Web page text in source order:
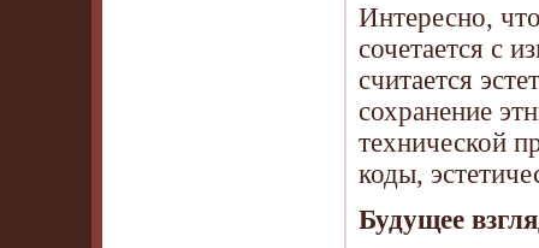
Интересно,
сочетается с
считается
сохранение
технической
коды,
Будущее